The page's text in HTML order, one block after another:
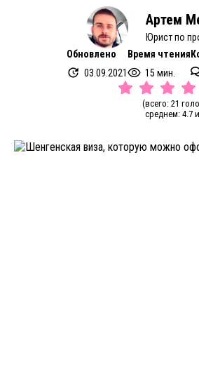
Артем
Юрист по
Обновлено
03.09.2021
Время чтения
15 мин.
(всего: 21
среднем: 4.7